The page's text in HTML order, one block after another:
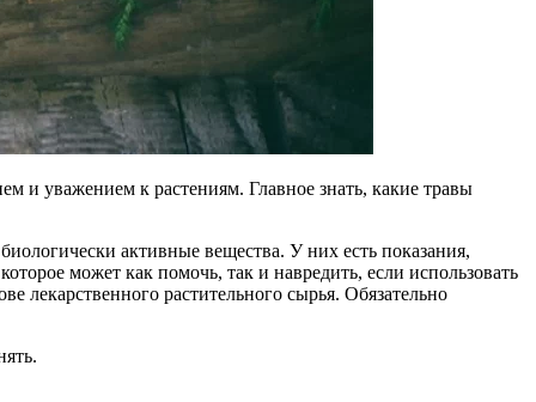
и уважением к растениям. Главное знать, какие травы
активные вещества. У них есть показания,
может как помочь, так и навредить, если использовать
лекарственного растительного сырья. Обязательно